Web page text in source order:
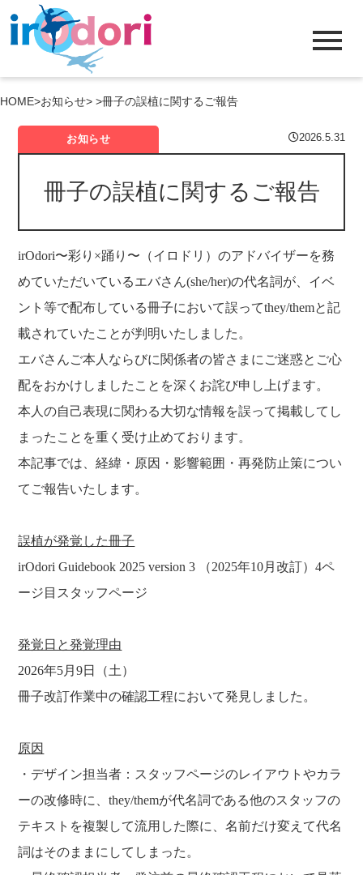
menu
HOME>お知らせ> >冊子の誤植に関するご報告
お知らせ 2026.5.31
冊子の誤植に関するご報告
irOdori〜彩り×踊り〜（イロドリ）のアドバイザーを務
めていただいているエバさん(she/her)の代名詞が、イベ
ント等で配布している冊子において誤ってthey/themと記
載されていたことが判明いたしました。
エバさんご本人ならびに関係者の皆さまにご迷惑とご心
配をおかけしましたことを深くお詫び申し上げます。
本人の自己表現に関わる大切な情報を誤って掲載してし
まったことを重く受け止めております。
本記事では、経緯・原因・影響範囲・再発防止策につい
てご報告いたします。
誤植が発覚した冊子
irOdori Guidebook 2025 version 3 （2025年10月改訂）4ペ
ージ目スタッフページ
発覚日と発覚理由
2026年5月9日（土）
冊子改訂作業中の確認工程において発見しました。
原因
・デザイン担当者：スタッフページのレイアウトやカラ
ーの改修時に、they/themが代名詞である他のスタッフの
テキストを複製して流用した際に、名前だけ変えて代名
詞はそのままにしてしまった。